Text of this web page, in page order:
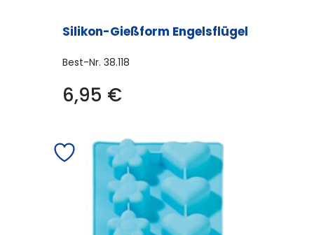
Silikon-Gießform Engelsflügel
Best-Nr. 38.118
6,95 €